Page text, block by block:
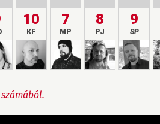
10
KF
7
MP
8
PJ
9
SP